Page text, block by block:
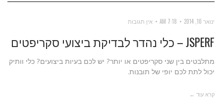
ינואר 10, 2014 7:18 AM אין תגובות
JSPERF – כלי נהדר לבדיקת ביצועי סקריפטים
מתלבטים בין שני סקריפטים או יותר? יש לכם בעיות ביצועים? כלי וותיק
יכול לתת לכם יופי של תובנות.
קרא עוד ←